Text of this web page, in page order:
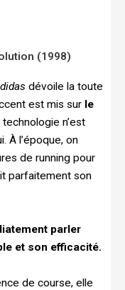
(1998)
didas dévoile la toute
est mis sur le
technologie n’est
À l’époque, on
de running pour
parfaitement son
parler
et son efficacité.
de course, elle